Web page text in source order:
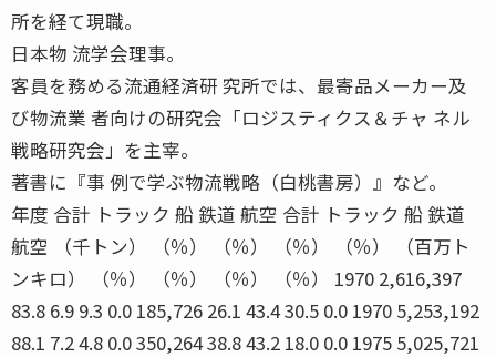
所を経て現職。
日本物 流学会理事。
客員を務める流通経済研 究所では、最寄品メーカー及
び物流業 者向けの研究会「ロジスティクス＆チャ ネル
戦略研究会」を主宰。
著書に『事 例で学ぶ物流戦略（白桃書房）』など。
年度 合計 トラック 船 鉄道 航空 合計 トラック 船 鉄道
航空 （千トン） （％） （％） （％） （％） （百万ト
ンキロ） （％） （％） （％） （％） 1970 2,616,397
83.8 6.9 9.3 0.0 185,726 26.1 43.4 30.5 0.0 1970 5,253,192
88.1 7.2 4.8 0.0 350,264 38.8 43.2 18.0 0.0 1975 5,025,721